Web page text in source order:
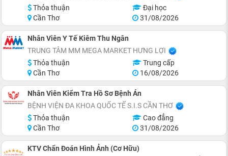
Thỏa thuận
Đại học
Cần Thơ
31/08/2026
Nhân Viên Y Tế Kiêm Thu Ngân
TRUNG TÂM MM MEGA MARKET HƯNG LỢI
Thỏa thuận
Trung cấp
Cần Thơ
16/08/2026
Nhân Viên Kiểm Tra Hồ Sơ Bệnh Án
BỆNH VIỆN ĐA KHOA QUỐC TẾ S.I.S CẦN THƠ
Thỏa thuận
Cao đẳng
Cần Thơ
31/08/2026
KTV Chẩn Đoán Hình Ảnh (Cơ Hữu)